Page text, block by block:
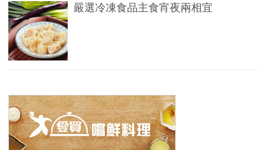
嚴選冷凍食品主食宵夜兩相宜